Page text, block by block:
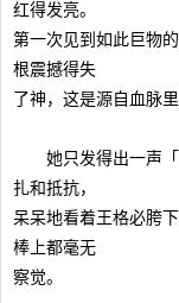
红得发亮。
第一次见到如此巨物
根震撼得失
了神，这是源自血脉
她只发得出一声「
扎和抵抗，
呆呆地看着王格必胯
棒上都毫无
察觉。